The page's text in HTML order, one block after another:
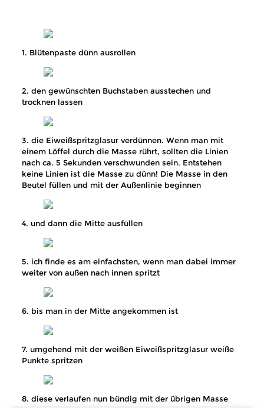
1. Blütenpaste dünn ausrollen
2. den gewünschten Buchstaben ausstechen und
trocknen lassen
3. die Eiweißspritzglasur verdünnen. Wenn man mit
einem Löffel durch die Masse rührt, sollten die Linien
nach ca. 5 Sekunden verschwunden sein. Entstehen
keine Linien ist die Masse zu dünn! Die Masse in den
Beutel füllen und mit der Außenlinie beginnen
4. und dann die Mitte ausfüllen
5. ich finde es am einfachsten, wenn man dabei immer
weiter von außen nach innen spritzt
6. bis man in der Mitte angekommen ist
7. umgehend mit der weißen Eiweißspritzglasur weiße
Punkte spritzen
8. diese verlaufen nun bündig mit der übrigen Masse